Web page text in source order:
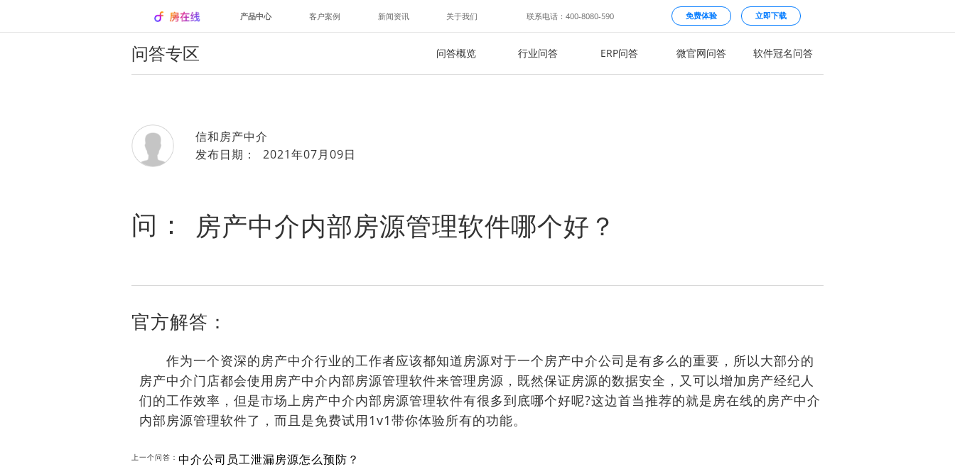
产品中心 客户案例 新闻资讯 关于我们 联系电话：400-8080-590 免费体验 立即下载
问答专区 问答概览 行业问答 ERP问答 微官网问答 软件冠名问答
信和房产中介
发布日期： 2021年07月09日
问： 房产中介内部房源管理软件哪个好？
官方解答：
作为一个资深的房产中介行业的工作者应该都知道房源对于一个房产中介公司是有多么的重要，所以大部分的
房产中介门店都会使用房产中介内部房源管理软件来管理房源，既然保证房源的数据安全，又可以增加房产经纪人
们的工作效率，但是市场上房产中介内部房源管理软件有很多到底哪个好呢?这边首当推荐的就是房在线的房产中介
内部房源管理软件了，而且是免费试用1v1带你体验所有的功能。
上一个问答： 中介公司员工泄漏房源怎么预防？